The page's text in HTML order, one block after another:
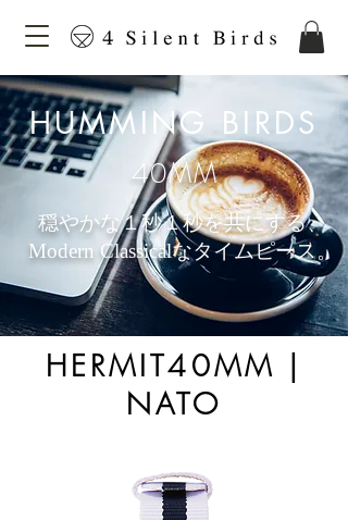
HUMMING BIRDS
40MM
穏やかな１秒１秒を共にする、
Modern Classicalなタイムピース。
HERMIT40MM |
NATO